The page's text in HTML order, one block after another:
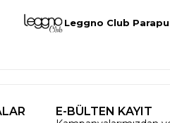
Leggno Club
E-BÜLTEN KAYIT